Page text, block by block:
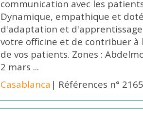
communication avec les
Dynamique, empathique et
d'adaptation et
votre officine et de contribuer
de vos patients. Zones :
2 mars ...
Casablanca | Références n°